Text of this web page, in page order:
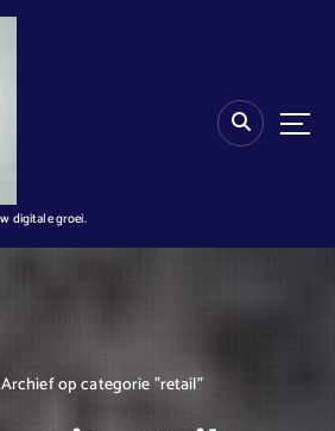
digitale groei.
Archief op categorie "retail"